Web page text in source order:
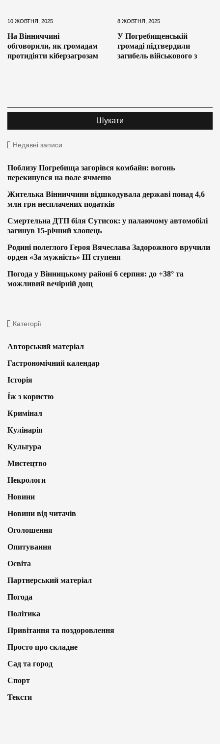
10 ЖОВТНЯ, 2025
На Вінниччині
обговорили, як громадам
протидіяти кіберзагрозам
8 ЖОВТНЯ, 2025
У Погребищенській
громаді підтвердили
загибель військового з
Недавні записи
Поблизу Погребища загорівся комбайн: вогонь
перекинувся на поле ячменю
Жителька Вінниччини відшкодувала державі понад 4,6
млн грн несплачених податків
Смертельна ДТП біля Сутисок: у палаючому автомобілі
загинув 15-річний хлопець
Родині полеглого Героя Вячеслава Задорожного вручили
орден «За мужність» ІІІ ступеня
Погода у Вінницькому районі 6 серпня: до +38° та
можливий вечірній дощ
Категорії
Авторський матеріал
Гастрономічний календар
Історія
Їж з користю
Кримінал
Кулінарія
Культура
Мистецтво
Некрологи
Новини
Новини від читачів
Оголошення
Опитування
Освіта
Партнерський матеріал
Погода
Політика
Привітання та поздоровлення
Просто про складне
Сад та город
Спорт
Тексти